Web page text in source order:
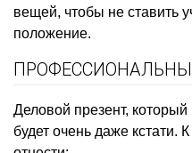
вещей, чтобы не ставить
положение.
Деловой презент, который
будет очень даже кстати.